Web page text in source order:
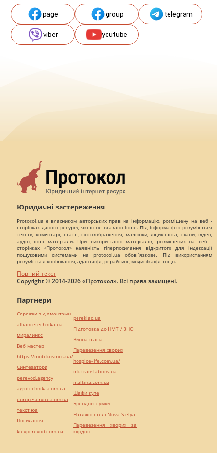
page group telegram
viber youtube
Юридичні застереження
Protocol.ua є власником авторських прав на інформацію, розміщену на веб -
сторінках даного ресурсу, якщо не вказано інше. Під інформацією розуміються
тексти, коментарі, статті, фотозображення, малюнки, ящик-шота, скани, відео,
аудіо, інші матеріали. При використанні матеріалів, розміщених на веб -
сторінках «Протокол» наявність гіперпосилання відкритого для індексації
пошуковими системами на protocol.ua обов`язкове. Під використанням
розуміється копіювання, адаптація, рерайтинг, модифікація тощо.
Повний текст
Copyright © 2014-2026 «Протокол». Всі права захищені.
Партнери
Сережки з діамантами
alliancetechnika.ua
миралинкс
Веб мастер
https://motokosmos.ua/
Синтезатори
perevod.agency
agrotechnika.com.ua
europeservice.com.ua
текст юа
Посилання
kievperevod.com.ua
pereklad.ua
Підготовка до НМТ / ЗНО
Винна шафа
Перевезення хворих
hospice-life.com.ua/
mk-translations.ua
maltina.com.ua
Шафи купе
Брендові сумки
Натяжні стелі Nova Stelya
Перевезення хворих за
кордон